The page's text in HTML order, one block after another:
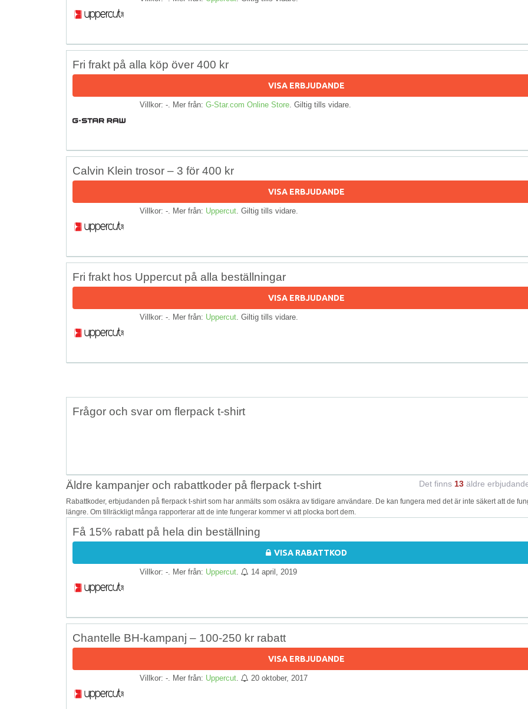
Fri frakt på alla köp över 400 kr
VISA ERBJUDANDE
Villkor: -. Mer från: G-Star.com Online Store . Giltig tills vidare.
Calvin Klein trosor – 3 för 400 kr
VISA ERBJUDANDE
Villkor: -. Mer från: Uppercut . Giltig tills vidare.
Fri frakt hos Uppercut på alla beställningar
VISA ERBJUDANDE
Villkor: -. Mer från: Uppercut . Giltig tills vidare.
Frågor och svar om flerpack t-shirt
Äldre kampanjer och rabattkoder på flerpack t-shirt Det finns 13 äldre
Rabattkoder, erbjudanden på flerpack t-shirt som har anmälts som osäkra av tidigare användare. De kan fungera med det är inte säkert att de
längre. Om tillräckligt många rapporterar att de inte fungerar kommer vi att plocka bort dem.
Få 15% rabatt på hela din beställning
VISA RABATTKOD
Villkor: -. Mer från: Uppercut 14 april, 2019
Chantelle BH-kampanj – 100-250 kr rabatt
VISA ERBJUDANDE
Villkor: -. Mer från: Uppercut 20 oktober, 2017